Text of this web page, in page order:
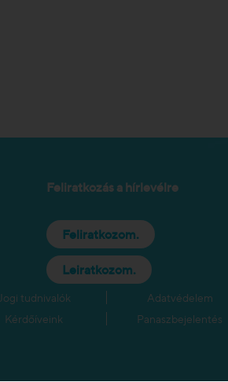
Feliratkozás a hírlevélre
Feliratkozom.
Leiratkozom.
Jogi tudnivalók
Adatvédelem
Kérdőíveink Panaszbejelentés